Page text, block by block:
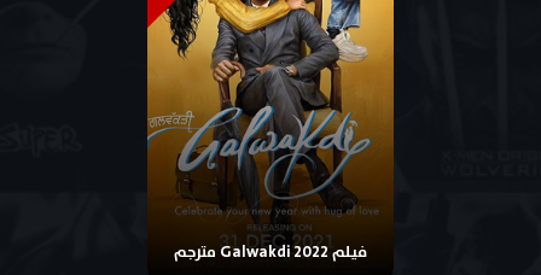
فيلم Galwakdi 2022 مترجم